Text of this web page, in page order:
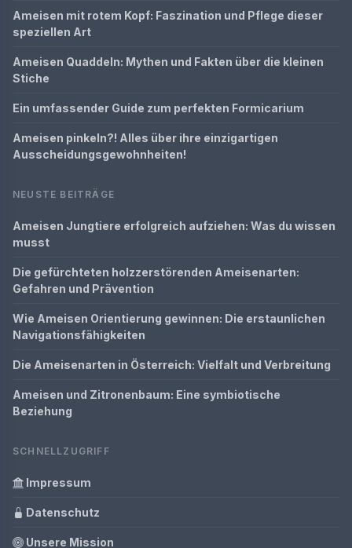
Ameisen mit rotem Kopf: Faszination und Pflege dieser
speziellen Art
Ameisen Quaddeln: Mythen und Fakten über die kleinen
Stiche
Ein umfassender Guide zum perfekten Formicarium
Ameisen pinkeln?! Alles über ihre einzigartigen
Ausscheidungsgewohnheiten!
NEUSTE BEITRÄGE
Ameisen Jungtiere erfolgreich aufziehen: Was du wissen
musst
Die gefürchteten holzzerstörenden Ameisenarten:
Gefahren und Prävention
Wie Ameisen Orientierung gewinnen: Die erstaunlichen
Navigationsfähigkeiten
Die Ameisenarten in Österreich: Vielfalt und Verbreitung
Ameisen und Zitronenbaum: Eine symbiotische
Beziehung
SCHNELLZUGRIFF
Impressum
Datenschutz
Unsere Mission